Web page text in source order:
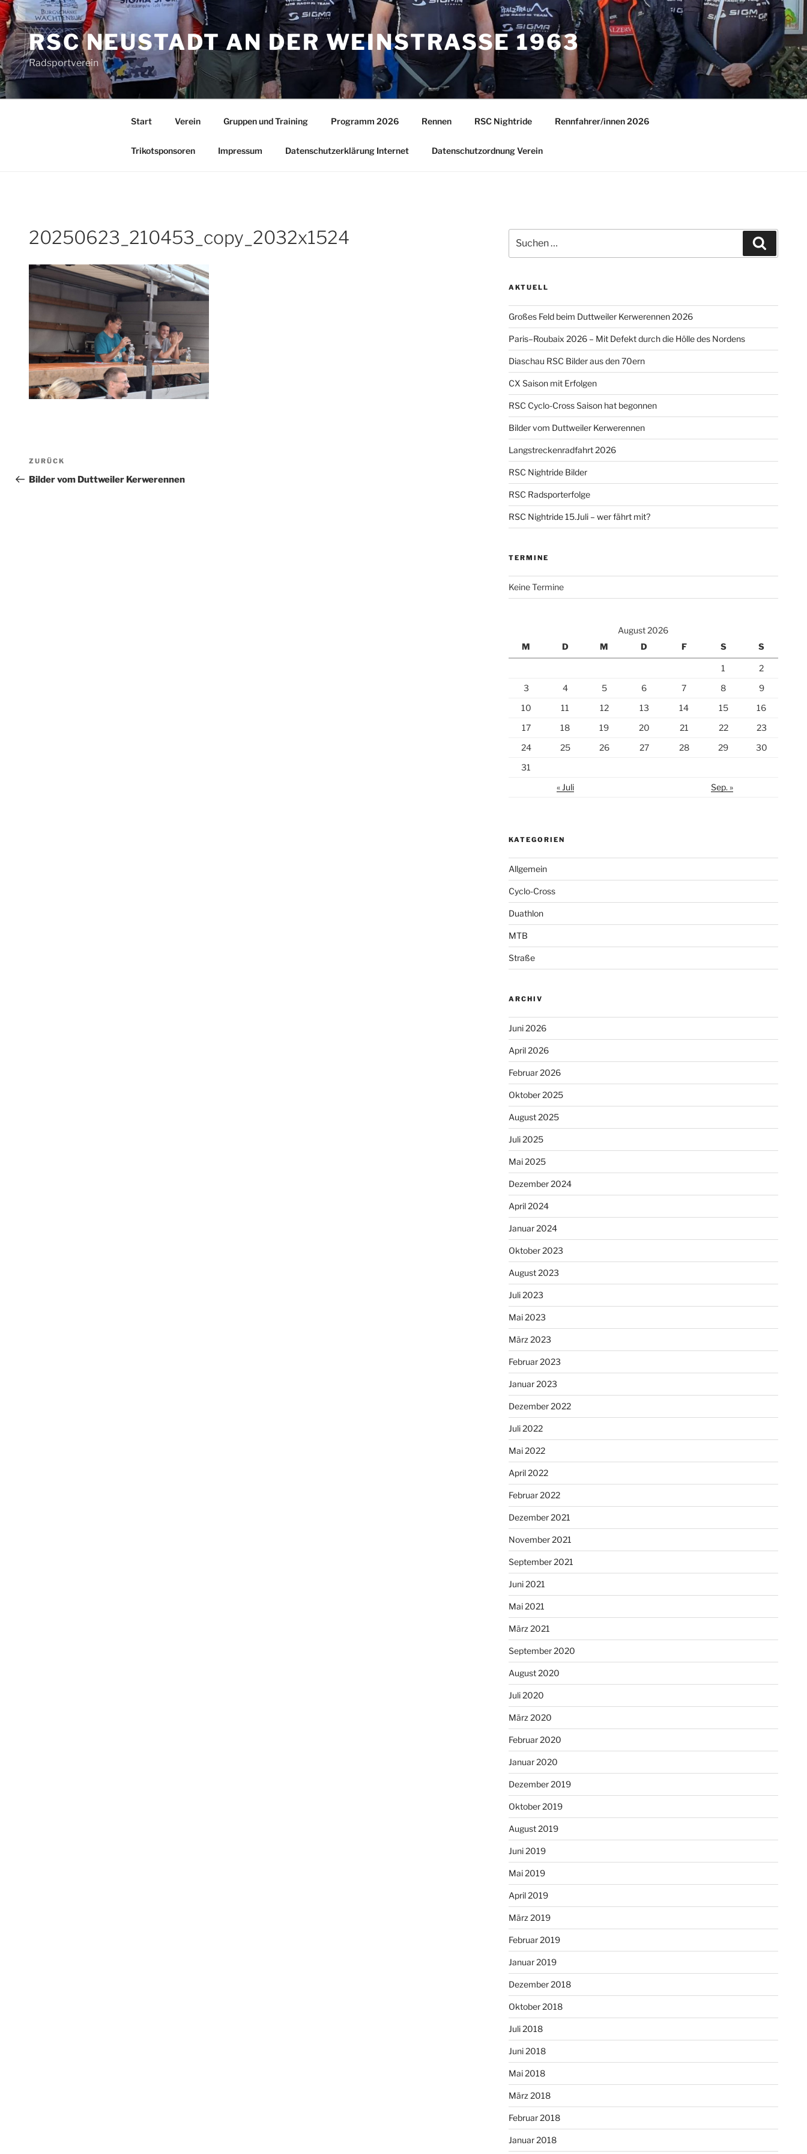
Zum
Inhalt
springenRSC NEUSTADT AN DER WEINSTRASSE 1963
Radsportverein
Start Verein Gruppen und Training Programm 2026 Rennen RSC Nightride Rennfahrer/innen 2026
Trikotsponsoren Impressum Datenschutzerklärung Internet Datenschutzordnung Verein
20250623_210453_copy_2032x1524
Beitragsnavigation
Vorheriger
Beitrag
ZURÜCK
Bilder vom Duttweiler Kerwerennen
nach:
AKTUELL
Großes Feld beim Duttweiler Kerwerennen 2026
Paris–Roubaix 2026 – Mit Defekt durch die Hölle des Nordens
Diaschau RSC Bilder aus den 70ern
CX Saison mit Erfolgen
RSC Cyclo-Cross Saison hat begonnen
Bilder vom Duttweiler Kerwerennen
Langstreckenradfahrt 2026
RSC Nightride Bilder
RSC Radsporterfolge
RSC Nightride 15.Juli – wer fährt mit?
TERMINE
Keine Termine
August 2026
M
D M D F S S
1
2
3
4 5 6 7 8
9
10
11 12 13 14 15
16
17
18 19 20 21 22
23
24
25 26 27 28 29
30
31
« Juli
Sep. »
KATEGORIEN
Allgemein
Cyclo-Cross
Duathlon
MTB
Straße
ARCHIV
Juni 2026
April 2026
Februar 2026
Oktober 2025
August 2025
Juli 2025
Mai 2025
Dezember 2024
April 2024
Januar 2024
Oktober 2023
August 2023
Juli 2023
Mai 2023
März 2023
Februar 2023
Januar 2023
Dezember 2022
Juli 2022
Mai 2022
April 2022
Februar 2022
Dezember 2021
November 2021
September 2021
Juni 2021
Mai 2021
März 2021
September 2020
August 2020
Juli 2020
März 2020
Februar 2020
Januar 2020
Dezember 2019
Oktober 2019
August 2019
Juni 2019
Mai 2019
April 2019
März 2019
Februar 2019
Januar 2019
Dezember 2018
Oktober 2018
Juli 2018
Juni 2018
Mai 2018
März 2018
Februar 2018
Januar 2018